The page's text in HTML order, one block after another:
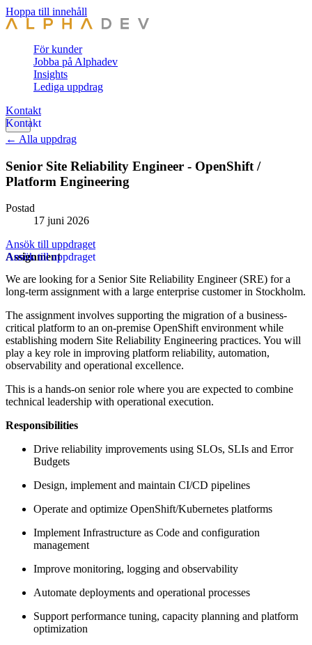
Hoppa till innehåll
För kunder
Jobba på Alphadev
Insights
Lediga uppdrag
Kontakt
← Alla uppdrag
Senior Site Reliability Engineer - OpenShift /
Platform Engineering
Postad
17 juni 2026
Ansök till uppdraget
Assignment
We are looking for a Senior Site Reliability Engineer (SRE) for a
long-term assignment with a large enterprise customer in Stockholm.
The assignment involves supporting the migration of a business-
critical platform to an on-premise OpenShift environment while
establishing modern Site Reliability Engineering practices. You will
play a key role in improving platform reliability, automation,
observability and operational excellence.
This is a hands-on senior role where you are expected to combine
technical leadership with operational execution.
Responsibilities
Drive reliability improvements using SLOs, SLIs and Error
Budgets
Design, implement and maintain CI/CD pipelines
Operate and optimize OpenShift/Kubernetes platforms
Implement Infrastructure as Code and configuration
management
Improve monitoring, logging and observability
Automate deployments and operational processes
Support performance tuning, capacity planning and platform
optimization